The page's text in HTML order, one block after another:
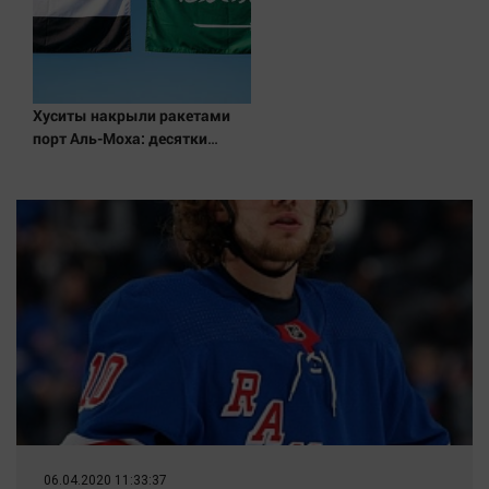
Хуситы накрыли ракетами
порт Аль-Моха: десятки
06.04.2020 11:33:37